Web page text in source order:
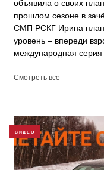
объявила о своих
прошлом сезоне в
СМП РСКГ Ирина
уровень – впереди
международная серия
Смотреть все
ВИДЕО